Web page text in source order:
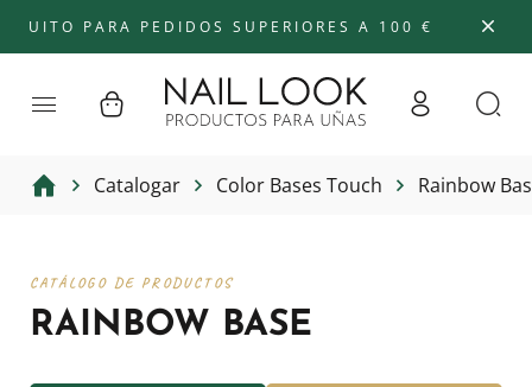
PARA PEDIDOS SUPERIORES A 100 €
Catalogar Color Bases Touch Rainbow
RAINBOW BASE
CATÁLOGO DE PRODUCTOS